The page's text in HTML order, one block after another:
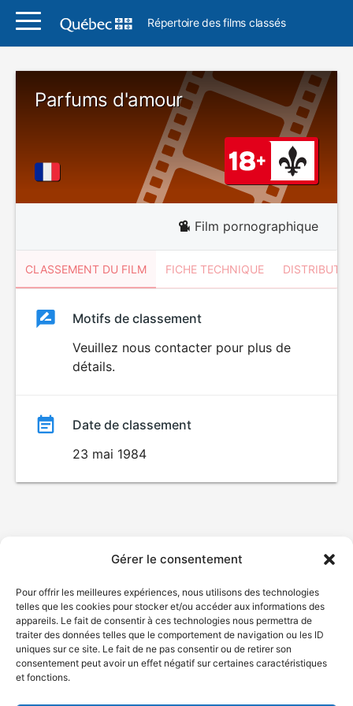
Gérer le consentement
Pour offrir les meilleures expériences, nous utilisons des technologies
telles que les cookies pour stocker et/ou accéder aux informations des
appareils. Le fait de consentir à ces technologies nous permettra de
traiter des données telles que le comportement de navigation ou les ID
uniques sur ce site. Le fait de ne pas consentir ou de retirer son
consentement peut avoir un effet négatif sur certaines caractéristiques
et fonctions.
Répertoire des films classés
Parfums d'amour
Film pornographique
CLASSEMENT DU FILM FICHE TECHNIQUE
ClassementClassement
Motifs de classement
Veuillez nous contacter pour plus de
détails.
Date de classement
23 mai 1984